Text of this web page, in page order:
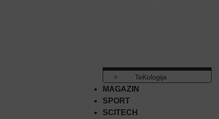
TeKologija
MAGAZIN
SPORT
SCITECH